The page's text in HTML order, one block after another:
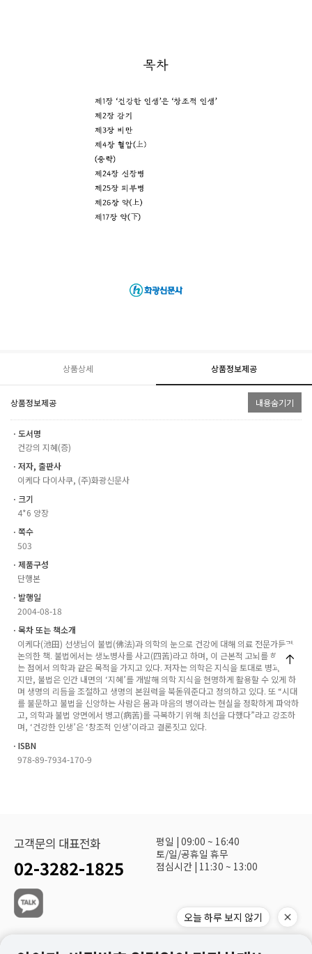
상품상세 상품정보제공
상품정보제공 내용숨기기
ㆍ도서명
건강의 지혜(증)
ㆍ저자, 출판사
이케다 다이사쿠, (주)화광신문사
ㆍ크기
4*6 양장
ㆍ쪽수
503
ㆍ제품구성
단행본
ㆍ발행일
2004-08-18
ㆍ목차 또는 책소개
이케다(池田) 선생님이 불법(佛法)과 의학의 눈으로 건강에 대해 의료 전문가들과
논의한 책. 불법에서는 생노병사를 사고(四苦)라고 하며, 이 근본적 고뇌를 해결하려
는 점에서 의학과 같은 목적을 가지고 있다. 저자는 의학은 지식을 토대로 병과 싸우
지만, 불법은 인간 내면의 ‘지혜’를 개발해 의학 지식을 현명하게 활용할 수 있게 하
며 생명의 리듬을 조절하고 생명의 본원력을 북돋워준다고 정의하고 있다. 또 “시대
를 불문하고 불법을 신앙하는 사람은 몸과 마음의 병이라는 현실을 정확하게 파악하
고, 의학과 불법 양면에서 병고(病苦)를 극복하기 위해 최선을 다했다”라고 강조하
며, ‘건강한 인생’은 ‘창조적 인생’이라고 결론짓고 있다.
ㆍISBN
978-89-7934-170-9
고객문의 대표전화
02-3282-1825
평일 | 09:00 ~ 16:40
토/일/공휴일 휴무
점심시간 | 11:30 ~ 13:00
오늘 하루 보지 않기